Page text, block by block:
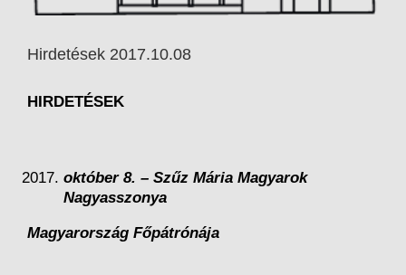
Hirdetések 2017.10.08
HIRDETÉSEK
október 8. – Szűz Mária Magyarok
Nagyasszonya
Magyarország Főpátrónája